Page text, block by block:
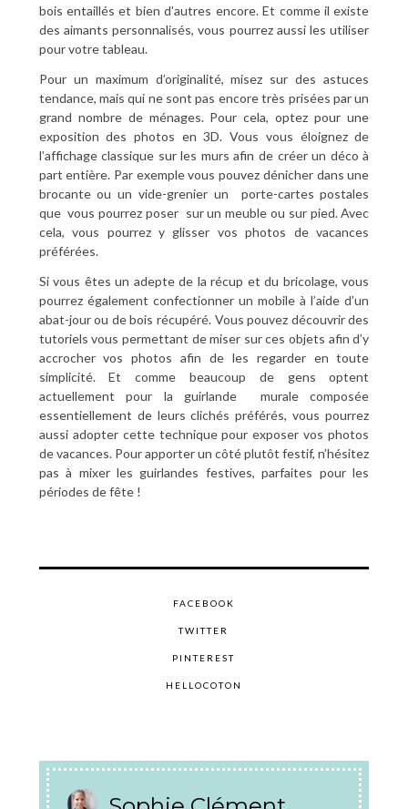
bois entaillés et bien d’autres encore. Et comme il existe
des aimants personnalisés, vous pourrez aussi les utiliser
pour votre tableau.
Pour un maximum d’originalité, misez sur des astuces
tendance, mais qui ne sont pas encore très prisées par un
grand nombre de ménages. Pour cela, optez pour une
exposition des photos en 3D. Vous vous éloignez de
l’affichage classique sur les murs afin de créer un déco à
part entière. Par exemple vous pouvez dénicher dans une
brocante ou un vide-grenier un
porte-cartes postales
que vous pourrez poser sur un meuble ou sur pied. Avec
cela, vous pourrez y glisser vos photos de vacances
préférées.
Si vous êtes un adepte de la récup et du bricolage, vous
pourrez également confectionner un mobile à l’aide d’un
abat-jour ou de bois récupéré. Vous pouvez découvrir des
tutoriels vous permettant de miser sur ces objets afin d’y
accrocher vos photos afin de les regarder en toute
simplicité. Et comme beaucoup de gens optent
actuellement pour la guirlande
murale composée
essentiellement de leurs clichés préférés, vous pourrez
aussi adopter cette technique pour exposer vos photos
de vacances. Pour apporter un côté plutôt festif, n’hésitez
pas à mixer les guirlandes festives, parfaites pour les
périodes de fête !
FACEBOOK
TWITTER
PINTEREST
HELLOCOTON